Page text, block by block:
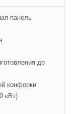
панель
до
конфорки
кВт)